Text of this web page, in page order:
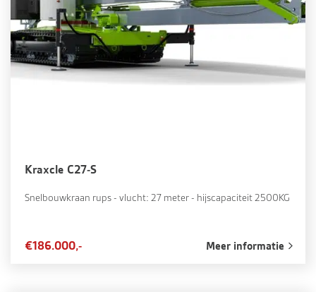
Kraxcle C27-S
Snelbouwkraan rups - vlucht: 27 meter - hijscapaciteit 2500KG
€186.000,- Meer informatie